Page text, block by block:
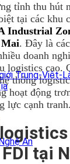
Trung-Việt-
An
tỉnh thu hút
tại các khu
Industrial
Mai. Đây là
doanh
logistics cao.
thống
hoạt động
lực cạnh tranh.
tại